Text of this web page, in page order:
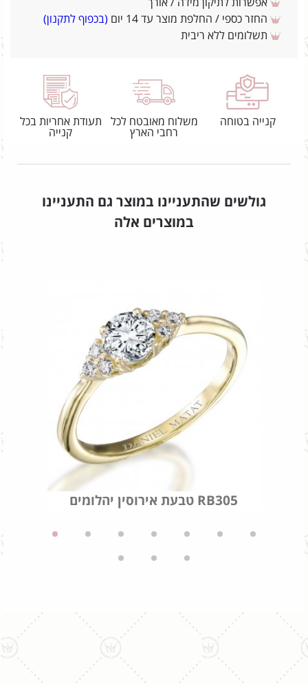
החזר כספי / החלפת מוצר עד 14 יום
(בכפוף לתקנון)
תשלומים ללא ריבית
קנייה בטוחה
משלוח מאובטח לכל
רחבי הארץ
תעודת אחריות בכל
קנייה
גולשים שהתעניינו במוצר גם התעניינו
במוצרים אלה
טבעת אירוסין יהלומים RB305